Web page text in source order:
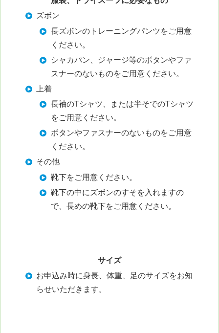
ズボン
長ズボンのトレーニングパンツをご用意
ください。
シャカパン、ジャージ等のボタンやファ
スナーのないものをご用意ください。
上着
長袖のTシャツ、または半そでのTシャツ
をご用意ください。
ボタンやファスナーのないものをご用意
ください。
その他
靴下をご用意ください。
靴下の中にズボンのすそを入れますの
で、長めの靴下をご用意ください。
サイズ
お申込み時に身長、体重、足のサイズをお知
らせいただきます。